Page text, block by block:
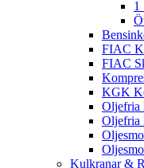
1
FIAC
FIAC
KGK
Oljefria
Oljefria
Kulkranar &